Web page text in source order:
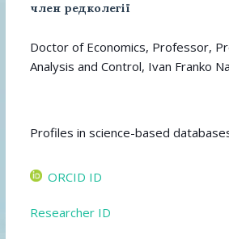
член редколегії
Doctor of Economics, Professor,
Analysis and Control, Ivan Franko
ORCID ID
Researcher ID